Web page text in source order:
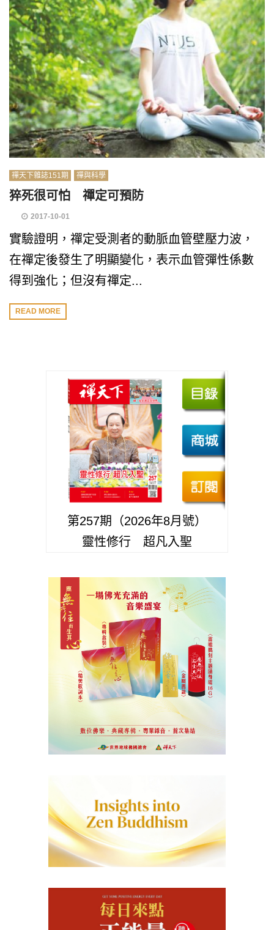
禪天下雜誌151期 禪與科學
猝死很可怕 禪定可預防
2017-10-01
實驗證明，禪定受測者的動脈血管壁壓力波，
在禪定後發生了明顯變化，表示血管彈性係數
得到強化；但沒有禪定...
READ MORE
第257期（2026年8月號）
靈性修行 超凡入聖